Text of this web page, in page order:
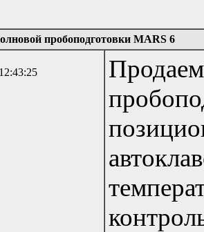
пробоподготовки MARS 6